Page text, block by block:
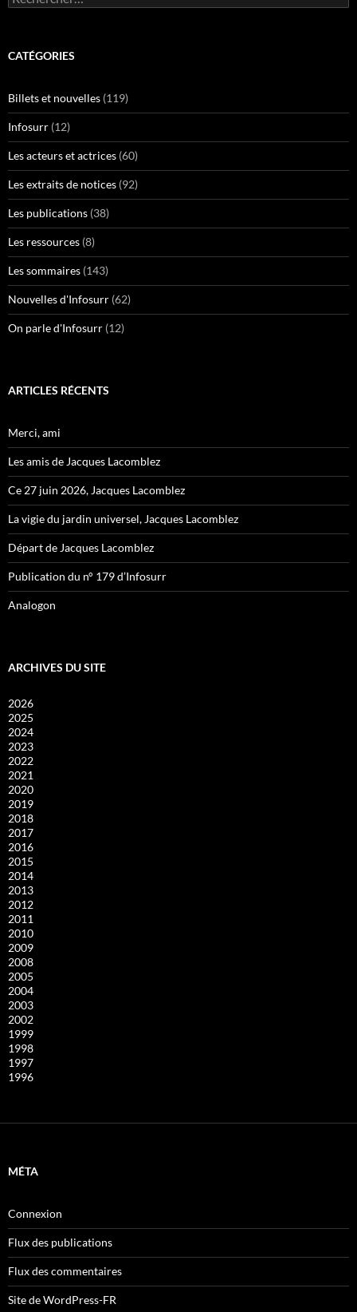
CATÉGORIES
Billets et nouvelles (119)
Infosurr (12)
Les acteurs et actrices (60)
Les extraits de notices (92)
Les publications (38)
Les ressources (8)
Les sommaires (143)
Nouvelles d'Infosurr (62)
On parle d'Infosurr (12)
ARTICLES RÉCENTS
Merci, ami
Les amis de Jacques Lacomblez
Ce 27 juin 2026, Jacques Lacomblez
La vigie du jardin universel, Jacques Lacomblez
Départ de Jacques Lacomblez
Publication du n° 179 d’Infosurr
Analogon
ARCHIVES DU SITE
2026
2025
2024
2023
2022
2021
2020
2019
2018
2017
2016
2015
2014
2013
2012
2011
2010
2009
2008
2005
2004
2003
2002
1999
1998
1997
1996
MÉTA
Connexion
Flux des publications
Flux des commentaires
Site de WordPress-FR